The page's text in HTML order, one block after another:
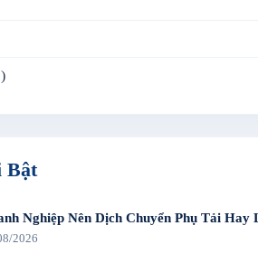
Bật
Nghiệp Nên Dịch Chuyển Phụ Tải
2026